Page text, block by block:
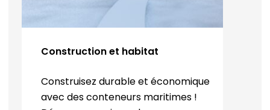
Construction et habitat
Construisez durable et économique
avec des conteneurs maritimes !